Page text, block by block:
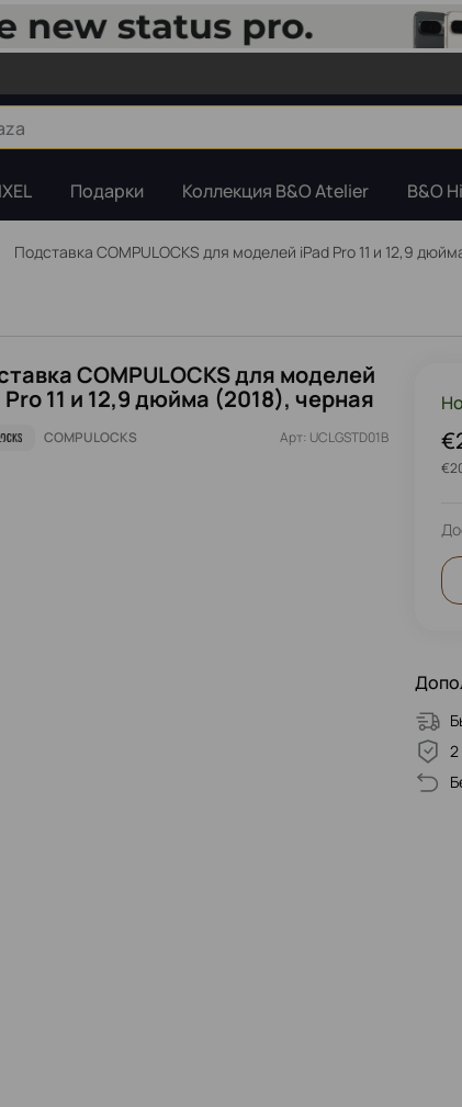
Подарки Коллекция B&O Atelier B&O
Подставка COMPULOCKS для моделей iPad Pro 11 и 12,9
COMPULOCKS для моделей
Pro 11 и 12,9 дюйма (2018), черная
COMPULOCKS Арт: UCLGSTD01B
2